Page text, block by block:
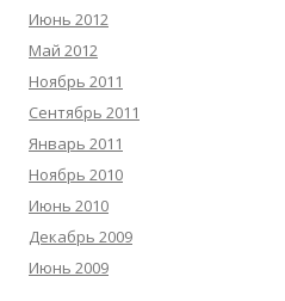
Июнь 2012
Май 2012
Ноябрь 2011
Сентябрь 2011
Январь 2011
Ноябрь 2010
Июнь 2010
Декабрь 2009
Июнь 2009